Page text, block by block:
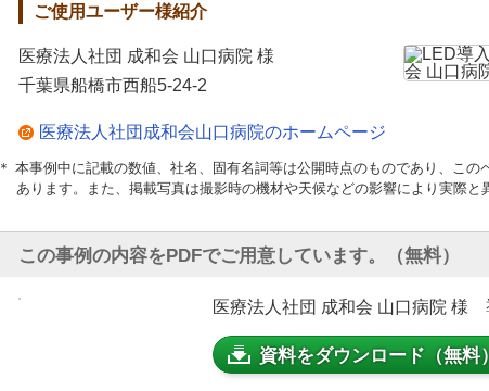
ご使用ユーザー様紹介
医療法人社団 成和会 山口病院 様
千葉県船橋市西船5-24-2
医療法人社団成和会山口病院のホームページ
＊ 本事例中に記載の数値、社名、固有名詞等は公開時点のものであり、こ
あります。また、掲載写真は撮影時の機材や天候などの影響により実際
この事例の内容をPDFでご用意しています。（無料）
医療法人社団 成和会 山口病院 様
資料をダウンロード（無料